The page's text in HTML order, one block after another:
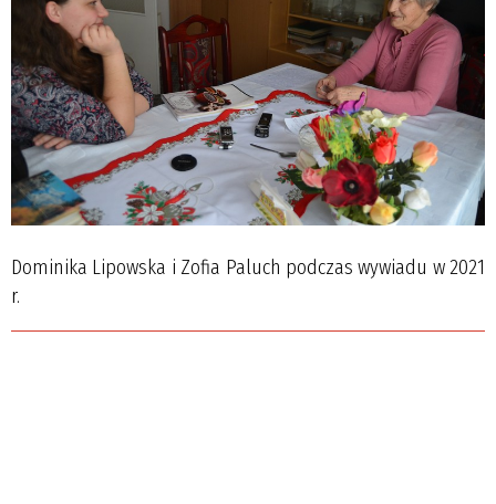
Dominika Lipowska i Zofia Paluch podczas wywiadu w 2021
r.